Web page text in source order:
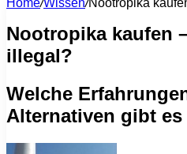
nach
Home/Wissen/Nootropika
Nootropika kaufen
illegal?
Welche
Alternativen gibt